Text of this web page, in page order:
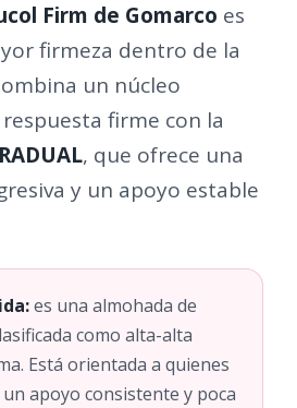
Firm de Gomarco es
firmeza dentro de la
un núcleo
firme con la
, que ofrece una
y un apoyo estable
es una almohada de
como alta-alta
Está orientada a quienes
apoyo consistente y poca